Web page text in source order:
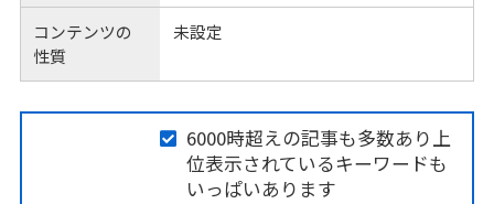
コンテンツの
性質
未設定
6000時超えの記事も多数あり上
位表示されているキーワードも
いっぱいあります